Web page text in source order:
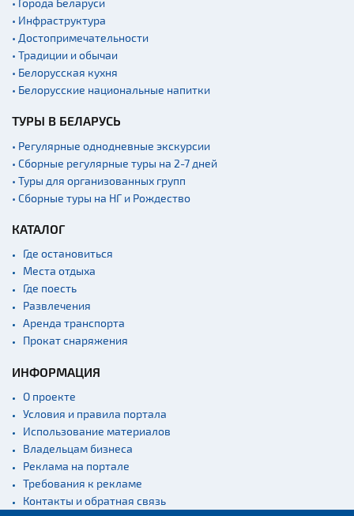
• Инфраструктура
• Достопримечательности
• Традиции и обычаи
• Белорусская кухня
• Белорусские национальные напитки
ТУРЫ В БЕЛАРУСЬ
• Регулярные однодневные экскурсии
• Сборные регулярные туры на 2-7 дней
• Туры для организованных групп
• Сборные туры на НГ и Рождество
КАТАЛОГ
Где остановиться
Места отдыха
Где поесть
Развлечения
Аренда транспорта
Прокат снаряжения
ИНФОРМАЦИЯ
О проекте
Условия и правила портала
Использование материалов
Владельцам бизнеса
Реклама на портале
Требования к рекламе
Контакты и обратная связь